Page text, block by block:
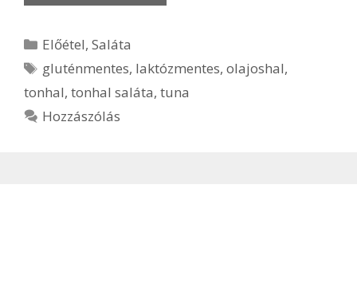
Kategória
Előétel,Saláta
Címkék
gluténmentes, laktózmentes,olajoshal,
tonhal, tonhal saláta, tuna
Hozzászólás